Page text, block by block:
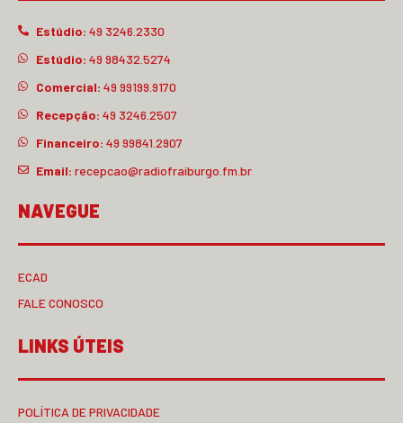
Estúdio: 49 3246.2330
Estúdio: 49 98432.5274
Comercial: 49 99199.9170
Recepção: 49 3246.2507
Financeiro: 49 99841.2907
Email: recepcao@radiofraiburgo.fm.br
NAVEGUE
ECAD
FALE CONOSCO
LINKS ÚTEIS
POLÍTICA DE PRIVACIDADE